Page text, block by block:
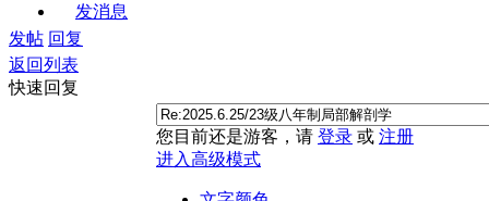
发消息
发帖 回复
返回列表
快速回复
您目前还是游客，请 登录 或 注册
进入高级模式